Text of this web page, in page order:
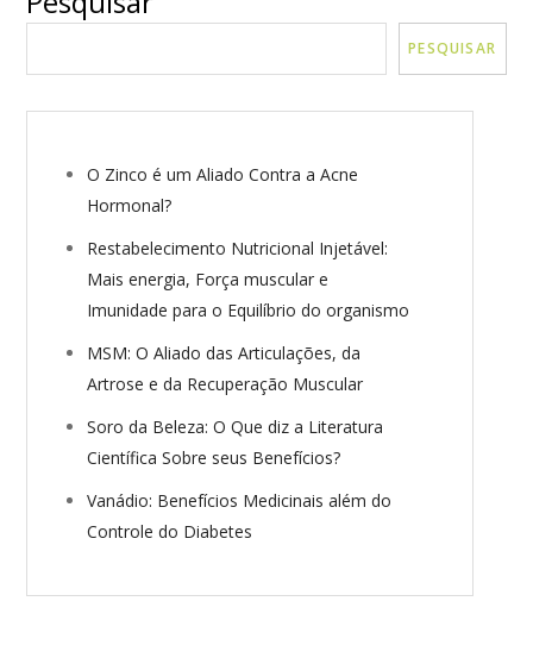
VER MAIS Seguir no Instagram
PESQUISAR
O Zinco é um Aliado Contra a Acne
Hormonal?
Restabelecimento Nutricional Injetável:
Mais energia, Força muscular e
Imunidade para o Equilíbrio do organismo
MSM: O Aliado das Articulações, da
Artrose e da Recuperação Muscular
Soro da Beleza: O Que diz a Literatura
Científica Sobre seus Benefícios?
Vanádio: Benefícios Medicinais além do
Controle do Diabetes